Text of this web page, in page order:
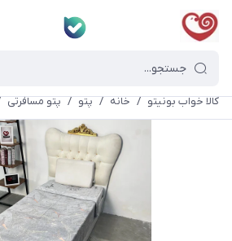
کالا خواب بونیتو / خانه / پتو / پتو مسافرتی